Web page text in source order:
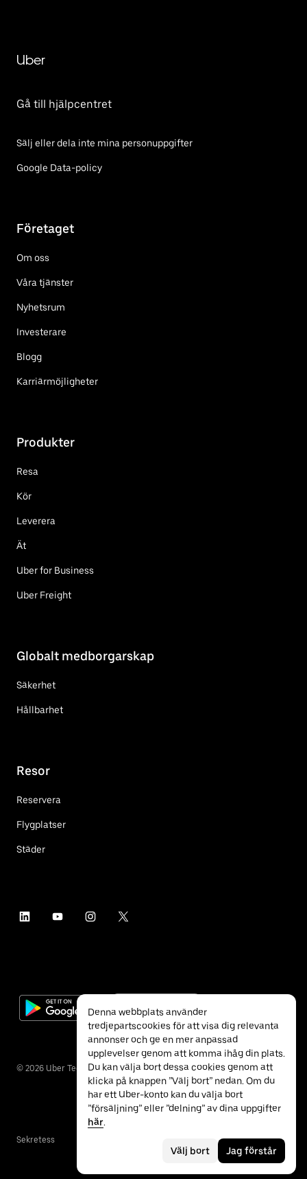
Uber
Gå till hjälpcentret
Sälj eller dela inte mina personuppgifter
Google Data-policy
Företaget
Om oss
Våra tjänster
Nyhetsrum
Investerare
Blogg
Karriärmöjligheter
Produkter
Resa
Kör
Leverera
Ät
Uber for Business
Uber Freight
Globalt medborgarskap
Säkerhet
Hållbarhet
Resor
Reservera
Flygplatser
Städer
© 2026 Uber Technologies Inc.
Sekretess
Denna webbplats använder
tredjepartscookies för att visa dig relevanta
annonser och ge en mer anpassad
upplevelser genom att komma ihåg din plats.
Du kan välja bort dessa cookies genom att
klicka på knappen ”Välj bort” nedan. Om du
har ett Uber-konto kan du välja bort
”försäljning” eller ”delning” av dina uppgifter
här.
Välj bort Jag förstår